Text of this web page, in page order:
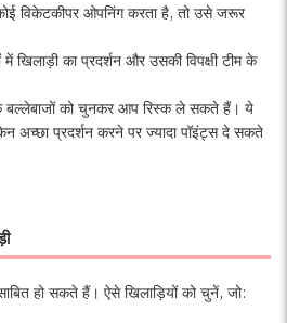
विकेटकीपर ओपनिंग करता है, तो उसे जरूर
खिलाड़ी का प्रदर्शन और उसकी विपक्षी टीम के
को चुनकर आप रिस्क ले सकते हैं। ये
अच्छा प्रदर्शन करने पर ज्यादा पॉइंट्स दे सकते
हो सकते हैं। ऐसे खिलाड़ियों को चुनें, जो: